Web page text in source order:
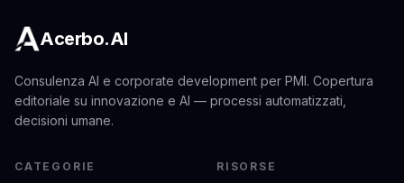
Acerbo.AI
Consulenza AI e corporate development per PMI. Copertura
editoriale su innovazione e AI — processi automatizzati,
decisioni umane.
CATEGORIE RISORSE